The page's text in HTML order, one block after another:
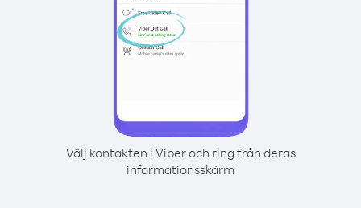
Välj kontakten i Viber och ring från deras
informationsskärm